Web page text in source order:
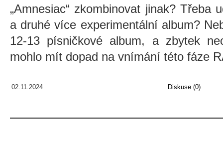
„Amnesiac“ zkombinovat jinak? Třeba
a druhé více experimentální album?
12-13 písničkové album, a zbytek
mohlo mít dopad na vnímání této fáze
02.11.2024 Diskuse (0)